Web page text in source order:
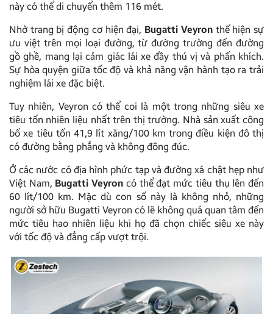
này có thể di chuyển thêm 116 mét.
Nhờ trang bị động cơ hiện đại, Bugatti Veyronthể hiện sự
ưu việt trên mọi loại đường, từ đường trường đến đường
gồ ghề, mang lại cảm giác lái xe đầy thú vị và phấn khích.
Sự hòa quyện giữa tốc độ và khả năng vận hành tạo ra trải
nghiệm lái xe đặc biệt.
Tuy nhiên, Veyron có thể coi là một trong những siêu xe
tiêu tốn nhiên liệu nhất trên thị trường. Nhà sản xuất công
bố xe tiêu tốn 41,9 lít xăng/100 km trong điều kiện đô thị
có đường bằng phẳng và không đông đúc.
Ở các nước có địa hình phức tạp và đường xá chật hẹp như
Việt Nam, Bugatti Veyron có thể đạt mức tiêu thụ lên đến
60 lít/100 km. Mặc dù con số này là không nhỏ, những
người sở hữu Bugatti Veyron có lẽ không quá quan tâm đến
mức tiêu hao nhiên liệu khi họ đã chọn chiếc siêu xe này
với tốc độ và đẳng cấp vượt trội.